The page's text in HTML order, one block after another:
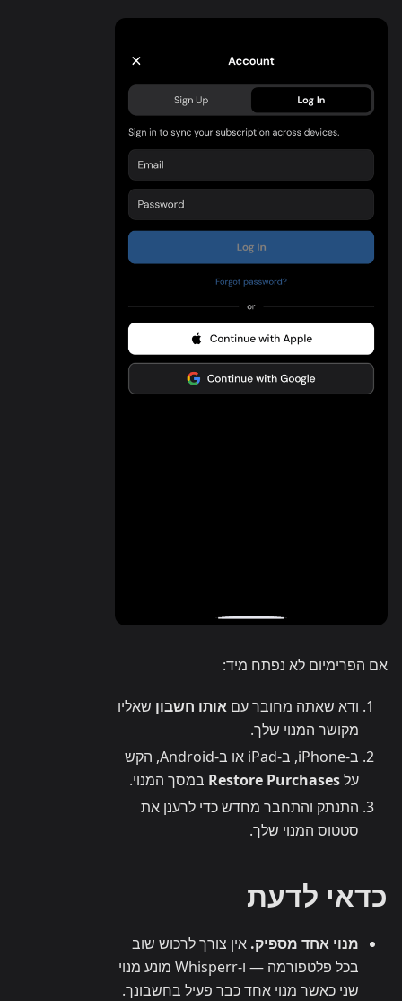
אם הפרימיום לא נפתח מיד:
ודא שאתה מחובר עם אותו חשבון שאליו
מקושר המנוי שלך.
ב-iPhone, ב-iPad או ב-Android, הקש
עלRestore Purchases במסך המנוי.
התנתק והתחבר מחדש כדי לרענן את
סטטוס המנוי שלך.
כדאי לדעת
מנוי אחד מספיק. אין צורך לרכוש שוב
בכל פלטפורמה — ו-Whisperr מונע מנוי
שני כאשר מנוי אחד כבר פעיל בחשבונך.